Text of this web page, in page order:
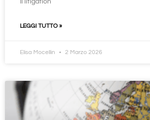
Il litigation
LEGGI TUTTO »
Elisa Mocellin 2 Marzo 2026